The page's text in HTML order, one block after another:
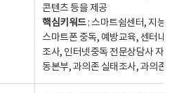
콘텐츠 등을 제공
핵심키워드: 스마트쉼센터, 지능
스마트폰 중독, 예방교육, 센터내
조사, 인터넷중독 전문상담사 자
동본부, 과의존 실태조사, 과의존